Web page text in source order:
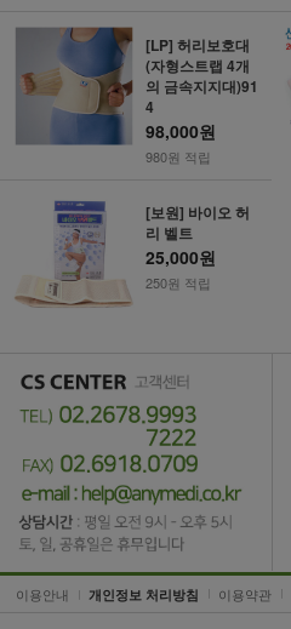
[LP] 허리보호대
(자형스트랩 4개
의 금속지지대)91
4
98,000원
980원 적립
[보원] 바이오 허
리 벨트
25,000원
250원 적립
이용안내 개인정보 처리방침 이용약관